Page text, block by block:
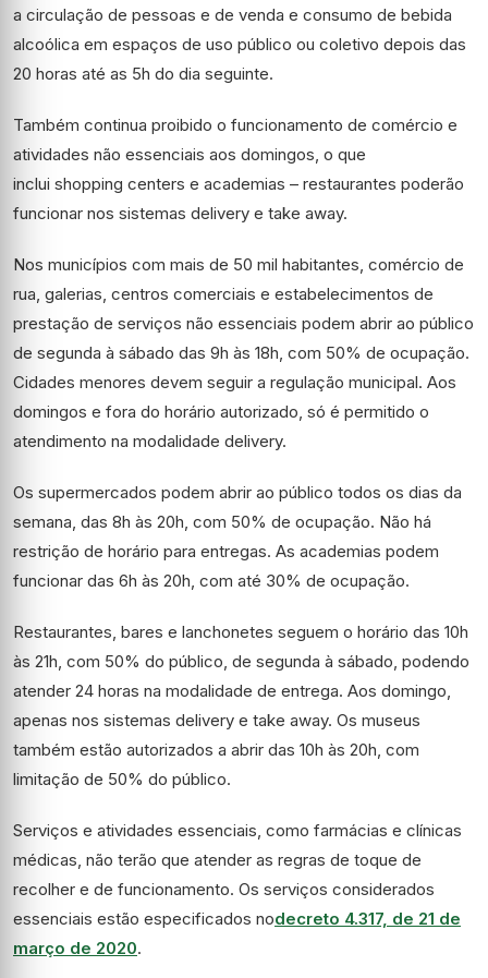
a circulação de pessoas e de venda e consumo de bebida
alcoólica em espaços de uso público ou coletivo depois das
20 horas até as 5h do dia seguinte.
Também continua proibido o funcionamento de comércio e
atividades não essenciais aos domingos, o que
inclui shopping centers e academias – restaurantes poderão
funcionar nos sistemas delivery e take away.
Nos municípios com mais de 50 mil habitantes, comércio de
rua, galerias, centros comerciais e estabelecimentos de
prestação de serviços não essenciais podem abrir ao público
de segunda à sábado das 9h às 18h, com 50% de ocupação.
Cidades menores devem seguir a regulação municipal. Aos
domingos e fora do horário autorizado, só é permitido o
atendimento na modalidade delivery.
Os supermercados podem abrir ao público todos os dias da
semana, das 8h às 20h, com 50% de ocupação. Não há
restrição de horário para entregas. As academias podem
funcionar das 6h às 20h, com até 30% de ocupação.
Restaurantes, bares e lanchonetes seguem o horário das 10h
às 21h, com 50% do público, de segunda à sábado, podendo
atender 24 horas na modalidade de entrega. Aos domingo,
apenas nos sistemas delivery e take away. Os museus
também estão autorizados a abrir das 10h às 20h, com
limitação de 50% do público.
Serviços e atividades essenciais, como farmácias e clínicas
médicas, não terão que atender as regras de toque de
recolher e de funcionamento. Os serviços considerados
essenciais estão especificados nodecreto 4.317, de 21 de
março de 2020.